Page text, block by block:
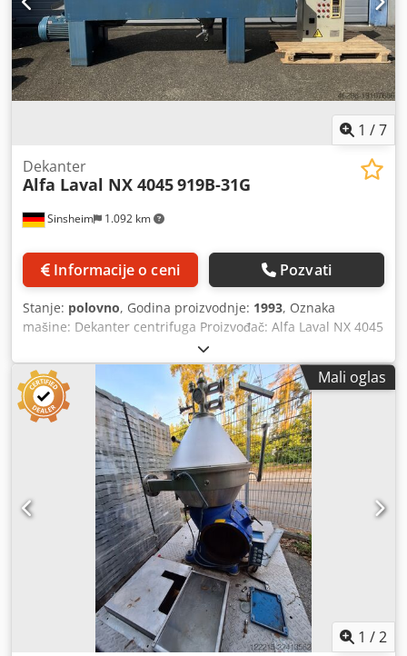
1 /7
Sinsheim 1.092 km
Dekanter
Alfa Laval NX 4045919B-31G
Informacije o ceni Pozvati
Stanje: polovno, Godina proizvodnje: 1993, Oznaka
mašine: Dekanter centrifuga Proizvođač: Alfa Laval NX 4045
Tip: 919B-31G Godina proizvodnje: 1993 Maks. brzina
bubnja: 3250 o/min Materijal: Nerđajući čelik Pogonski
motor: 18,5 / 21 kW Unutrašnji prečnik bubnja: 353 / 198
mm Unutrašnja dužina bubnja: 1200 mm Dozvoljena
gustina sedimenta: 1,2 kg/dm3 Dimenzije: Dužina 3000 x
Širina 1000 x Visina 1150 mm Težina prazne mašine: 2500
kg Tehnička dokumentacija: Da Napomena: Vrtložna
kočnica Oprema: Jedan upravljački ormar Crodowid Nhopfx
An Isf Stanje: Polovno Cena: Na upit
Mali oglas
1 /2